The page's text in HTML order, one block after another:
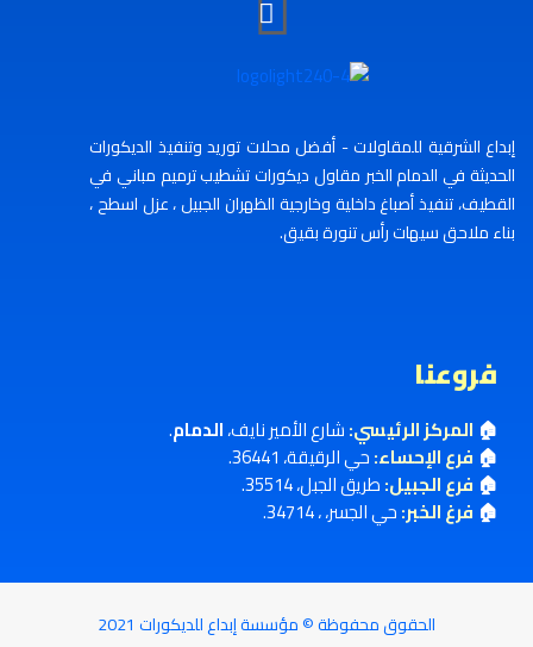
إبداع الشرقية للمقاولات - أفضل محلات توريد وتنفيذ الديكورات
الحديثة في الدمام الخبر مقاول ديكورات تشطيب ترميم مباني في
القطيف، تنفيذ أصباغ داخلية وخارجية الظهران الجبيل ، عزل اسطح ،
بناء ملاحق سيهات رأس تنورة بقيق.
فروعنا
🏠 المركز الرئيسي:شارع الأمير نايف،الدمام.
🏠 فرع الإحساء:حي الرقيقة، 36441.
🏠 فرع الجبيل:طريق الجبل، 35514.
🏠 فرغ الخبر:حي الجسر، ، 34714.
الحقوق محفوظة ©مؤسسة إبداع للديكورات